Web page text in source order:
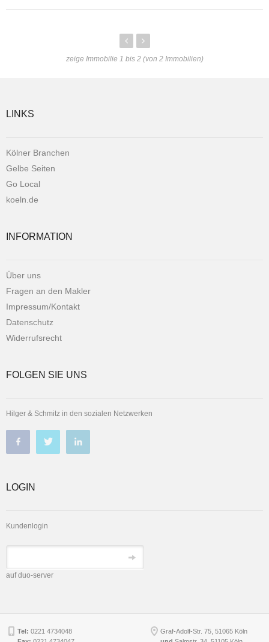
zeige Immobilie 1 bis 2 (von 2 Immobilien)
LINKS
Kölner Branchen
Gelbe Seiten
Go Local
koeln.de
INFORMATION
Über uns
Fragen an den Makler
Impressum/Kontakt
Datenschutz
Widerrufsrecht
FOLGEN SIE UNS
Hilger & Schmitz in den sozialen Netzwerken
LOGIN
Kundenlogin
auf duo-server
Tel: 0221 4734048
Graf-Adolf-Str. 75, 51065 Köln